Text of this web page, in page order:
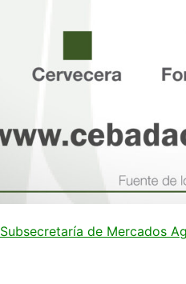
Subsecretaría de Mercados